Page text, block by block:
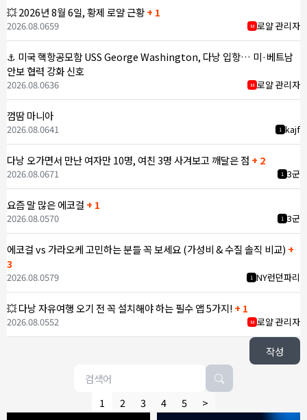
💥 2026년 8월 6일, 황제 로얄 근황+ 1
M 로얄 관리자
2026.08.0659
⚓ 미국 핵항공모함 USS George Washington, 다낭 입항… 미·베트남
안보 협력 강화 신호
M 로얄 관리자
2026.08.0636
껌땀 마니아
1 kajf
2026.08.0641
다낭 오가면서 만난 여자만 10명, 여친 3명 사겨보고 깨달은 점 + 2
1 3군
2026.08.0671
요즘 말 많은 에코걸 + 1
1 3군
2026.08.0570
에코걸 vs 가라오케 고민하는 분들 꼭 보세요 (가성비 & 수질 솔직 비교) +
3
1 NY런던파리
2026.08.0579
💥 다낭 자유여행 오기 전 꼭 설치해야 하는 필수 앱 5가지! + 1
M 로얄 관리자
2026.08.0552
작성
1 2 3 4 5 >